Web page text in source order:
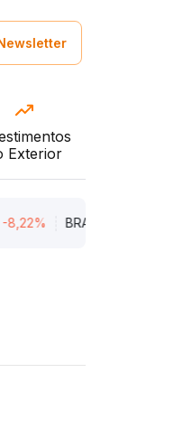
Exterior
BRAV3 18,76